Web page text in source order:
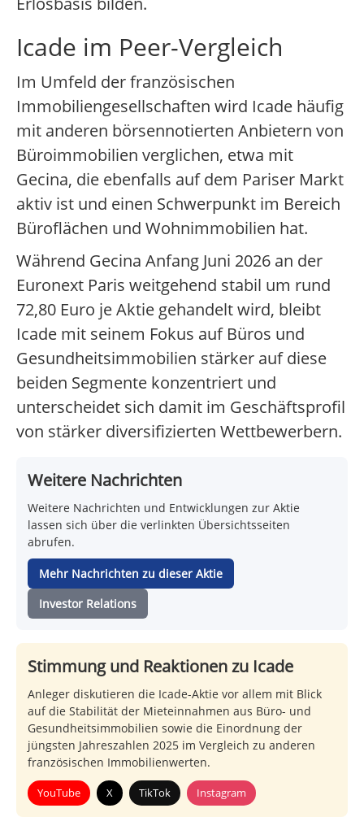
Icade im Peer-Vergleich
Im Umfeld der französischen
Immobiliengesellschaften wird Icade häufig
mit anderen börsennotierten Anbietern von
Büroimmobilien verglichen, etwa mit
Gecina, die ebenfalls auf dem Pariser Markt
aktiv ist und einen Schwerpunkt im Bereich
Büroflächen und Wohnimmobilien hat.
Während Gecina Anfang Juni 2026 an der
Euronext Paris weitgehend stabil um rund
72,80 Euro je Aktie gehandelt wird, bleibt
Icade mit seinem Fokus auf Büros und
Gesundheitsimmobilien stärker auf diese
beiden Segmente konzentriert und
unterscheidet sich damit im Geschäftsprofil
von stärker diversifizierten Wettbewerbern.
Weitere Nachrichten
Weitere Nachrichten und Entwicklungen zur Aktie
lassen sich über die verlinkten Übersichtsseiten
abrufen.
Mehr Nachrichten zu dieser Aktie
Investor Relations
Stimmung und Reaktionen zu Icade
Anleger diskutieren die Icade-Aktie vor allem mit Blick
auf die Stabilität der Mieteinnahmen aus Büro- und
Gesundheitsimmobilien sowie die Einordnung der
jüngsten Jahreszahlen 2025 im Vergleich zu anderen
französischen Immobilienwerten.
YouTube X TikTok Instagram